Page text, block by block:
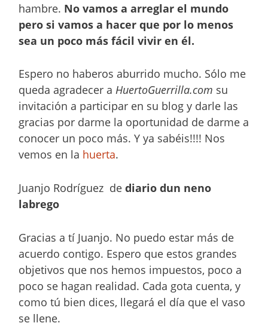
hambre. No vamos a arreglar el mundo
pero si vamos a hacer que por lo menos
sea un poco más fácil vivir en él.
Espero no haberos aburrido mucho. Sólo me
queda agradecer aHuertoGuerrilla.com su
invitación a participar en su blog y darle las
gracias por darme la oportunidad de darme a
conocer un poco más. Y ya sabéis!!!! Nos
vemos en la huerta.
Juanjo Rodríguez dediario dun neno
labrego
Gracias a tí Juanjo. No puedo estar más de
acuerdo contigo. Espero que estos grandes
objetivos que nos hemos impuestos, poco a
poco se hagan realidad. Cada gota cuenta, y
como tú bien dices, llegará el día que el vaso
se llene.